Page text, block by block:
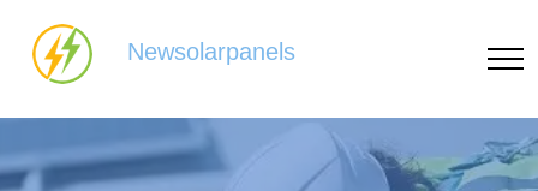
Newsolarpanels